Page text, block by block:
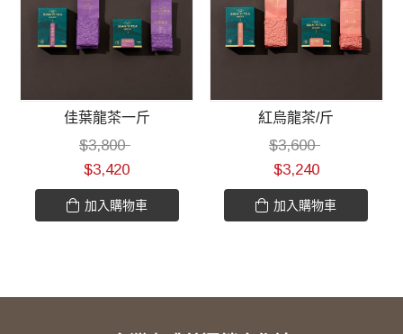
佳葉龍茶一斤
$3,800
$3,420
加入購物車
紅烏龍茶/斤
$3,600
$3,240
加入購物車